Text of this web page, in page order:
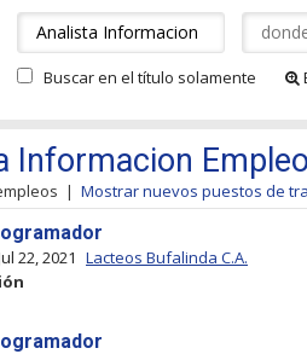
Buscar en el título solamente
Informacion
| Mostrar nuevos puestos de
22, 2021 Lacteos Bufalinda C.A.